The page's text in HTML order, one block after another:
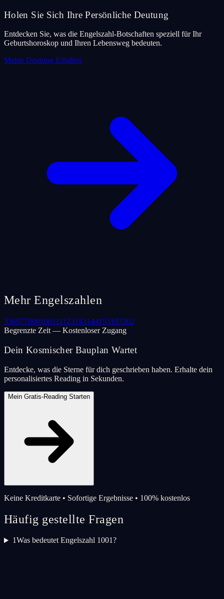
Holen Sie Sich Ihre Persönliche Deutung
Entdecken Sie, was die Engelszahl-Botschaften speziell für Ihr
Geburtshoroskop und Ihren Lebensweg bedeuten.
Meine Deutung Erhalten
Mehr Engelszahlen
336977000106111123143144155187202
Begrenzte Zeit — Kostenloser Zugang
Dein Kosmischer Bauplan Wartet
Entdecke, was die Sterne für dich geschrieben haben. Erhalte dein
personalisiertes Reading in Sekunden.
Mein Gratis-Reading Starten
Keine Kreditkarte • Sofortige Ergebnisse • 100% kostenlos
Häufig gestellte Fragen
1Was bedeutet Engelszahl 1001?